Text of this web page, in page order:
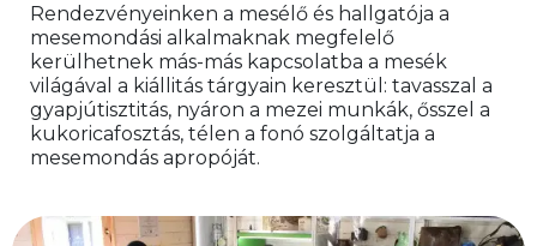
Rendezvényeinken a mesélő és hallgatója a
mesemondási alkalmaknak megfelelő
kerülhetnek más-más kapcsolatba a mesék
világával a kiállitás tárgyain keresztül: tavasszal a
gyapjútisztitás, nyáron a mezei munkák, ősszel a
kukoricafosztás, télen a fonó szolgáltatja a
mesemondás apropóját.